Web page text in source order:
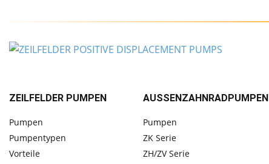
ZEILFELDER PUMPEN
Pumpen
Pumpentypen
Vorteile
AUSSENZAHNRADPUMPEN
Pumpen
ZK Serie
ZH/ZV Serie